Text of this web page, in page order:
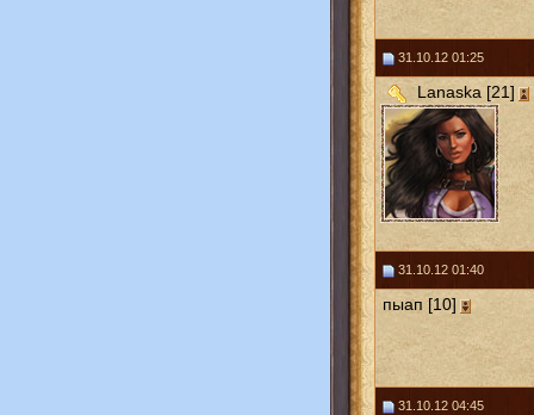
31.10.12 01:25
Lanaska [21]
31.10.12 01:40
пыап [10]
31.10.12 04:45